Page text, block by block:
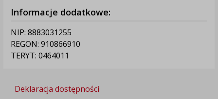
Informacje dodatkowe:
NIP: 8883031255
REGON: 910866910
TERYT: 0464011
Deklaracja dostępności